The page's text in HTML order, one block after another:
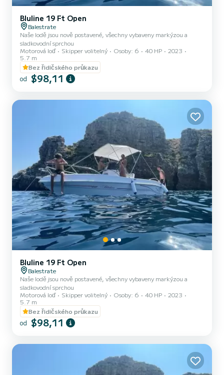
Bluline 19 Ft Open
Balestrate
Naše lodě jsou nově postavené, všechny vybaveny markýzou a
sladkovodní sprchou
Motorová loď
Skipper volitelný Osoby: 6 40 HP
2023
5.7 m
Bez řidičského průkazu
od $98,11
Bluline 19 Ft Open
Balestrate
Naše lodě jsou nově postavené, všechny vybaveny markýzou a
sladkovodní sprchou
Motorová loď
Skipper volitelný Osoby: 6 40 HP
2023
5.7 m
Bez řidičského průkazu
od $98,11